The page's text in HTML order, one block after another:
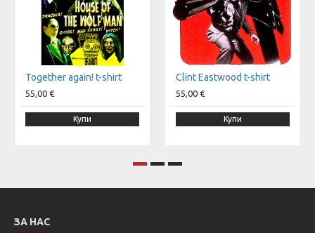
Together again! t-shirt
55,00 €
Купи
Clint Eastwood t-shirt
55,00 €
Купи
ЗА НАС